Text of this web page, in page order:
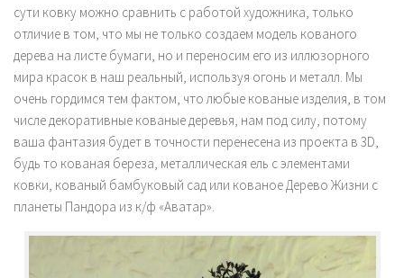
сути ковку можно сравнить с работой художника, только
отличие в том, что мы не только создаем модель кованого
дерева на листе бумаги, но и переносим его из иллюзорного
мира красок в наш реальный, используя огонь и металл. Мы
очень гордимся тем фактом, что любые кованые изделия, в том
числе декоративные кованые деревья, нам под силу, потому
ваша фантазия будет в точности перенесена из проекта в 3D,
будь то кованая береза, металлическая ель с элементами
ковки, кованый бамбуковый сад или кованое Дерево Жизни с
планеты Пандора из к/ф «Аватар».